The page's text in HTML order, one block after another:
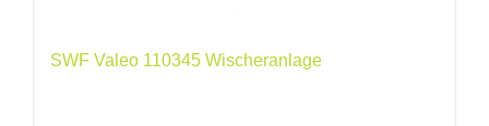
SWF Valeo 110345 Wischeranlage